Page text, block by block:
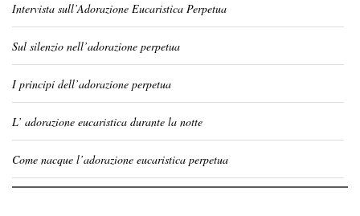
Intervista sull’Adorazione Eucaristica Perpetua
Sul silenzio nell’adorazione perpetua
I principi dell’adorazione perpetua
L’ adorazione eucaristica durante la notte
Come nacque l’adorazione eucaristica perpetua